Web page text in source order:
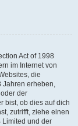
Act of 1998
im Internet von
die
Jahren erheben,
der
bist, ob dies auf dich
zutrifft, ziehe einen
Limited und der